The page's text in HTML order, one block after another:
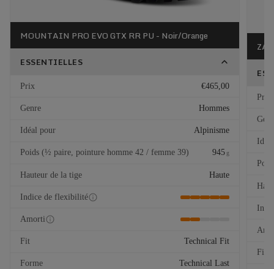
MOUNTAIN PRO EVO GTX RR PU - Noir/Orange
ESSENTIELLES
Prix €465,00
Genre Hommes
Idéal pour Alpinisme
Poids (½ paire, pointure homme 42 / femme 39) 945 g
Hauteur de la tige Haute
Indice de flexibilité
Amorti
Fit Technical Fit
Forme Technical Last
Prix
Fit